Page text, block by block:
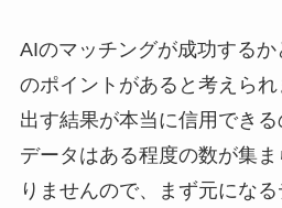
AIのマッチングが成功する
のポイントがあると考えら
出す結果が本当に信用できる
データはある程度の数が集
りませんので、まず元にな